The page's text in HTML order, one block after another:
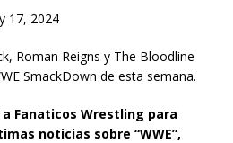
17, 2024
Roman Reigns y The Bloodline
SmackDown de esta semana.
Fanaticos Wrestling para
noticias sobre “WWE”,